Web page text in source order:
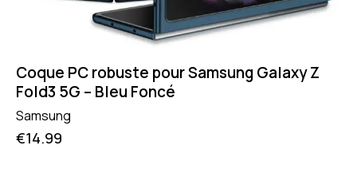
Coque PC robuste pour Samsung Galaxy Z
Fold3 5G – Bleu Foncé
Samsung
€14.99